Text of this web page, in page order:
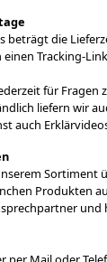
beträgt die
Tracking-
für Fragen
liefern wir
auch
Sortiment
Produkten
und